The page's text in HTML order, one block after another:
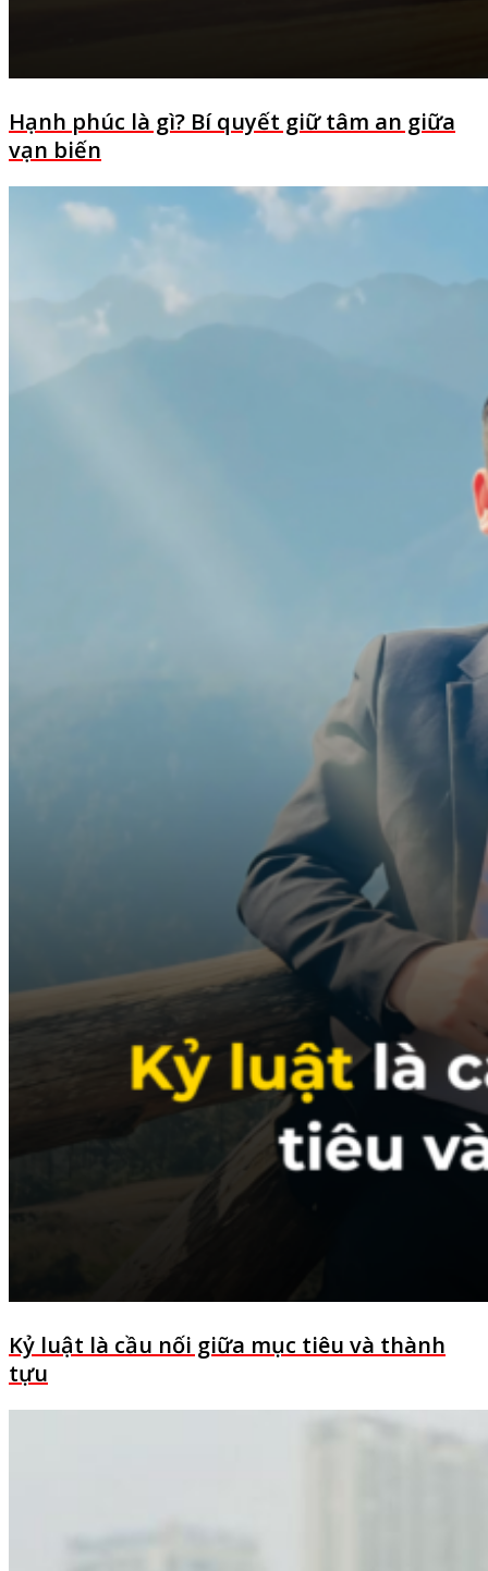
Hạnh phúc là gì? Bí quyết giữ tâm an giữa
vạn biến
Kỷ luật là cầu nối giữa mục tiêu và thành
tựu